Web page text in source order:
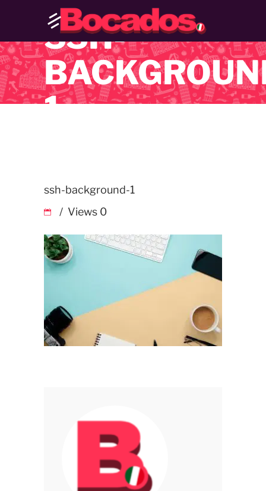
SSH-
1
ssh-background-1
Views 0